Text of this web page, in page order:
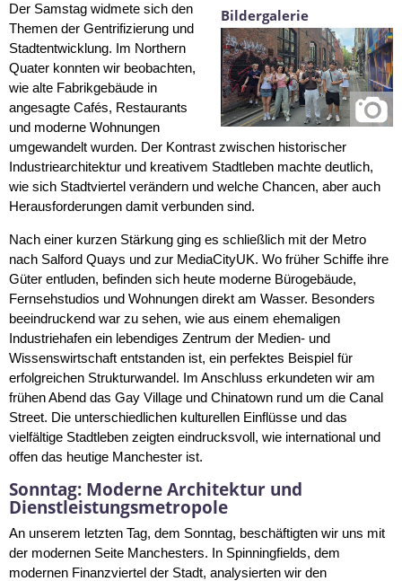
Bildergalerie
Der Samstag widmete sich den
Themen der Gentrifizierung und
Stadtentwicklung. Im Northern
Quater konnten wir beobachten,
wie alte Fabrikgebäude in
angesagte Cafés, Restaurants
und moderne Wohnungen
umgewandelt wurden. Der Kontrast zwischen historischer
Industriearchitektur und kreativem Stadtleben machte deutlich,
wie sich Stadtviertel verändern und welche Chancen, aber auch
Herausforderungen damit verbunden sind.
Nach einer kurzen Stärkung ging es schließlich mit der Metro
nach Salford Quays und zur MediaCityUK. Wo früher Schiffe ihre
Güter entluden, befinden sich heute moderne Bürogebäude,
Fernsehstudios und Wohnungen direkt am Wasser. Besonders
beeindruckend war zu sehen, wie aus einem ehemaligen
Industriehafen ein lebendiges Zentrum der Medien- und
Wissenswirtschaft entstanden ist, ein perfektes Beispiel für
erfolgreichen Strukturwandel. Im Anschluss erkundeten wir am
frühen Abend das Gay Village und Chinatown rund um die Canal
Street. Die unterschiedlichen kulturellen Einflüsse und das
vielfältige Stadtleben zeigten eindrucksvoll, wie international und
offen das heutige Manchester ist.
Sonntag: Moderne Architektur und
Dienstleistungsmetropole
An unserem letzten Tag, dem Sonntag, beschäftigten wir uns mit
der modernen Seite Manchesters. In Spinningfields, dem
modernen Finanzviertel der Stadt, analysierten wir den